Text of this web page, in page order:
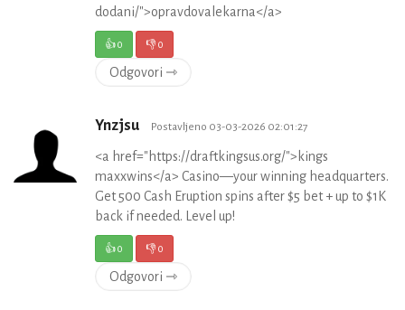
dodani/">opravdovalekarna</a>
👍0 👎0
Odgovori ⇾
Ynzjsu Postavljeno 03-03-2026 02:01:27
<a href="https://draftkingsus.org/">kings
maxxwins</a> Casino—your winning headquarters.
Get 500 Cash Eruption spins after $5 bet + up to $1K
back if needed. Level up!
👍0 👎0
Odgovori ⇾